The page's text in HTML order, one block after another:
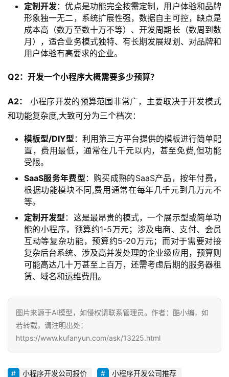
定制开发：优点是功能完全按需定制，用户体验和品牌
形象独一无二，系统扩展性强，数据自主可控，缺点是
成本高（数万至数十万不等）、开发周期长（数周到数
月），适合业务模式独特、有长期发展规划、对品牌和
用户体验有高要求的企业。
Q2：开发一个小程序大概需要多少预算？
A2：
小程序开发的预算范围非常广，主要取决于开发模式
和功能复杂度,大致可分为三个档次：
模板型/DIY型 ：利用第三方平台提供的模板进行简单配
置，费用最低，通常在几千元以内，甚至免费,但功能
受限。
SaaS服务年费型 ：购买成熟的SaaS产品，按年付费，
根据功能模块不同,费用通常在每年几千元到几万元不
等。
定制开发型 ：这是最昂贵的模式，一个展示型或简单功
能的小程序，预算约1-5万元；涉及电商、支付、会员
互动等复杂功能，预算约5-20万元；而对于需要对接
复杂后台系统、涉及高并发处理的企业级应用，预算则
可能高达几十万甚至上百万，还需考虑后期的服务器租
赁、域名和运维费用。
图片来源于AI模型，如侵权请联系管理员。作者：酷小编，如
若转载，请注明出处：
https://www.kufanyun.com/ask/13225.html
小程序开发公司报价
小程序开发公司推荐